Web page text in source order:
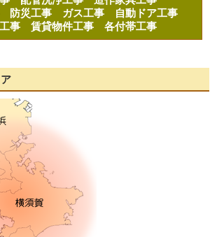
防災工事 ガス工事
自動ドア工事
工事賃貸物件工事各付帯工事